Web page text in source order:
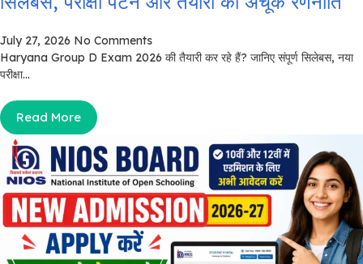
July 27, 2026 No Comments
Haryana Group D Exam 2026 की तैयारी कर रहे हैं? जानिए संपूर्ण सिलेबस, नया
परीक्षा...
Read More